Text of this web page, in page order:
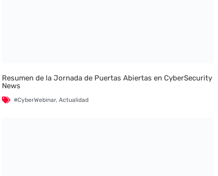
Resumen de la Jornada de Puertas Abiertas en CyberSecurity
News
#CyberWebinar,Actualidad